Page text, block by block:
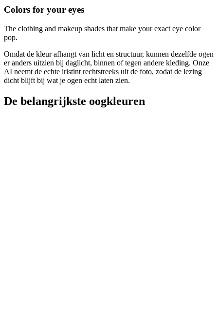
Colors for your eyes
The clothing and makeup shades that make your exact eye color
pop.
Omdat de kleur afhangt van licht en structuur, kunnen dezelfde ogen
er anders uitzien bij daglicht, binnen of tegen andere kleding. Onze
AI neemt de echte iristint rechtstreeks uit de foto, zodat de lezing
dicht blijft bij wat je ogen echt laten zien.
De belangrijkste oogkleuren